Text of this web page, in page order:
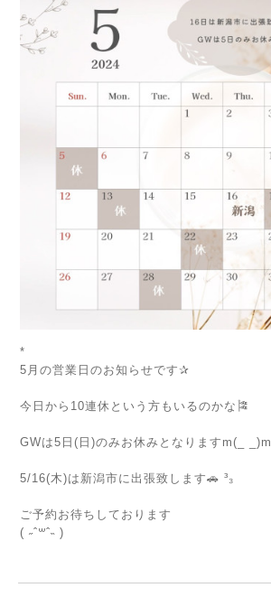
*
5月の営業日のお知らせです✰
今日から10連休という方もいるのかな🎏
GWは5日(日)のみお休みとなりますm(_ _)m
5/16(木)は新潟市に出張致します🚗 ³₃
ご予約お待ちしております
( ˶ˆ꒳ˆ˵ )